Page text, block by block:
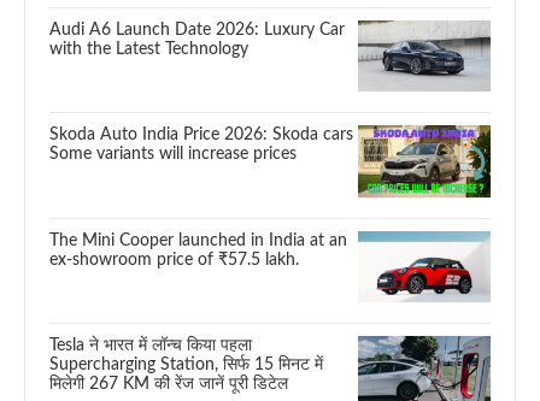
Audi A6 Launch Date 2026: Luxury Car
with the Latest Technology
Skoda Auto India Price 2026: Skoda cars
Some variants will increase prices
The Mini Cooper launched in India at an
ex-showroom price of ₹57.5 lakh.
Tesla ने भारत में लॉन्च किया पहला
Supercharging Station, सिर्फ 15 मिनट में
मिलेगी 267 KM की रेंज जानें पूरी डिटेल